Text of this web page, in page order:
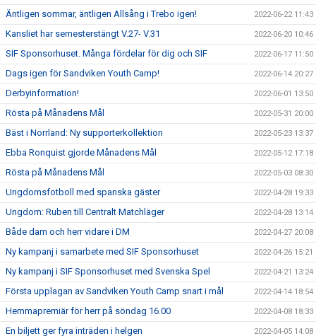
Äntligen sommar, äntligen Allsång i Trebo igen! 2022-06-22 11:43
Kansliet har semesterstängt V.27- V.31 2022-06-20 10:46
SIF Sponsorhuset. Många fördelar för dig och SIF 2022-06-17 11:50
Dags igen för Sandviken Youth Camp! 2022-06-14 20:27
Derbyinformation! 2022-06-01 13:50
Rösta på Månadens Mål 2022-05-31 20:00
Bäst i Norrland: Ny supporterkollektion 2022-05-23 13:37
Ebba Ronquist gjorde Månadens Mål 2022-05-12 17:18
Rösta på Månadens Mål 2022-05-03 08:30
Ungdomsfotboll med spanska gäster 2022-04-28 19:33
Ungdom: Ruben till Centralt Matchläger 2022-04-28 13:14
Både dam och herr vidare i DM 2022-04-27 20:08
Ny kampanj i samarbete med SIF Sponsorhuset 2022-04-26 15:21
Ny kampanj i SIF Sponsorhuset med Svenska Spel 2022-04-21 13:24
Första upplagan av Sandviken Youth Camp snart i mål 2022-04-14 18:54
Hemmapremiär för herr på söndag 16.00 2022-04-08 18:33
En biljett ger fyra inträden i helgen 2022-04-05 14:08